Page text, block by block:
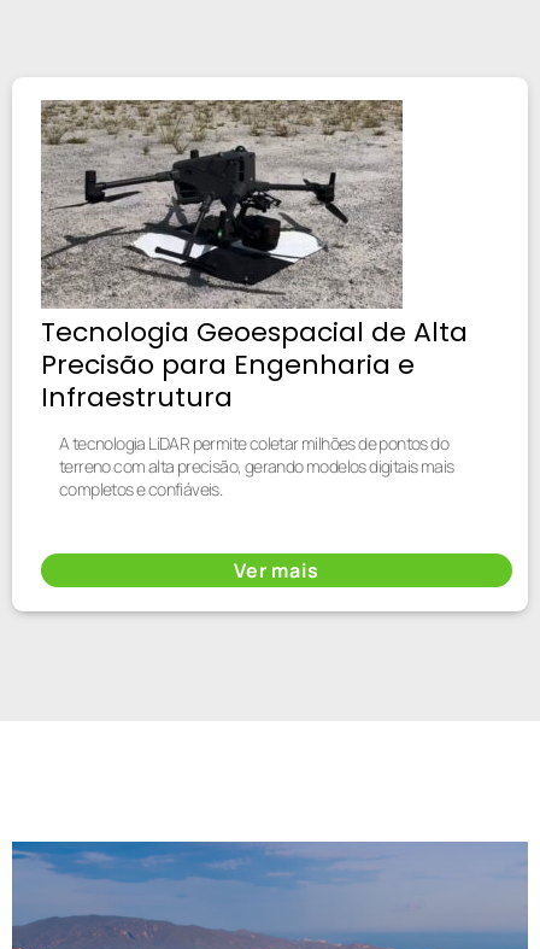
Tecnologia Geoespacial de Alta
Precisão para Engenharia e
Infraestrutura
A tecnologia LiDAR permite coletar milhões de pontos do
terreno com alta precisão, gerando modelos digitais mais
completos e confiáveis.
Ver mais